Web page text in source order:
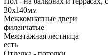
30х140мм
Межкомнатные двери
филенчатые
Межэтажная лестница
есть